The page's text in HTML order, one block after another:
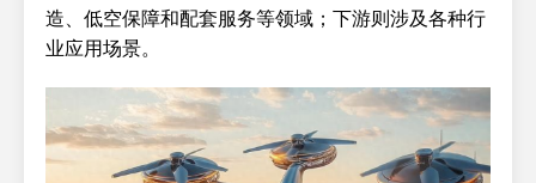
造、低空保障和配套服务等领域；下游则涉及各种行
业应用场景。